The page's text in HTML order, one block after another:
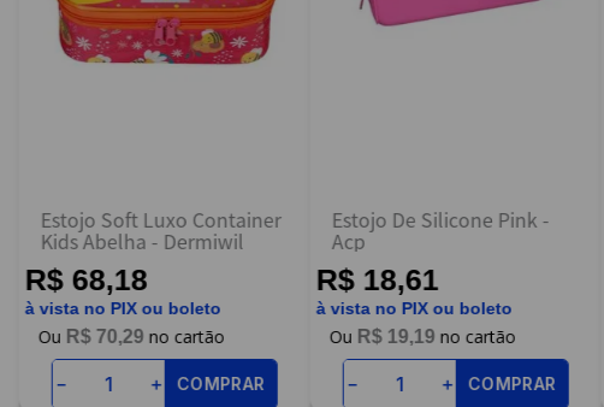
Estojo Soft Luxo Container
Kids Abelha - Dermiwil
R$ 68,18
à vista no PIX ou boleto
R$ 70,29
＋
－ COMPRAR
Estojo De Silicone Pink -
Acp
R$ 18,61
à vista no PIX ou boleto
R$ 19,19
＋
－ COMPRAR